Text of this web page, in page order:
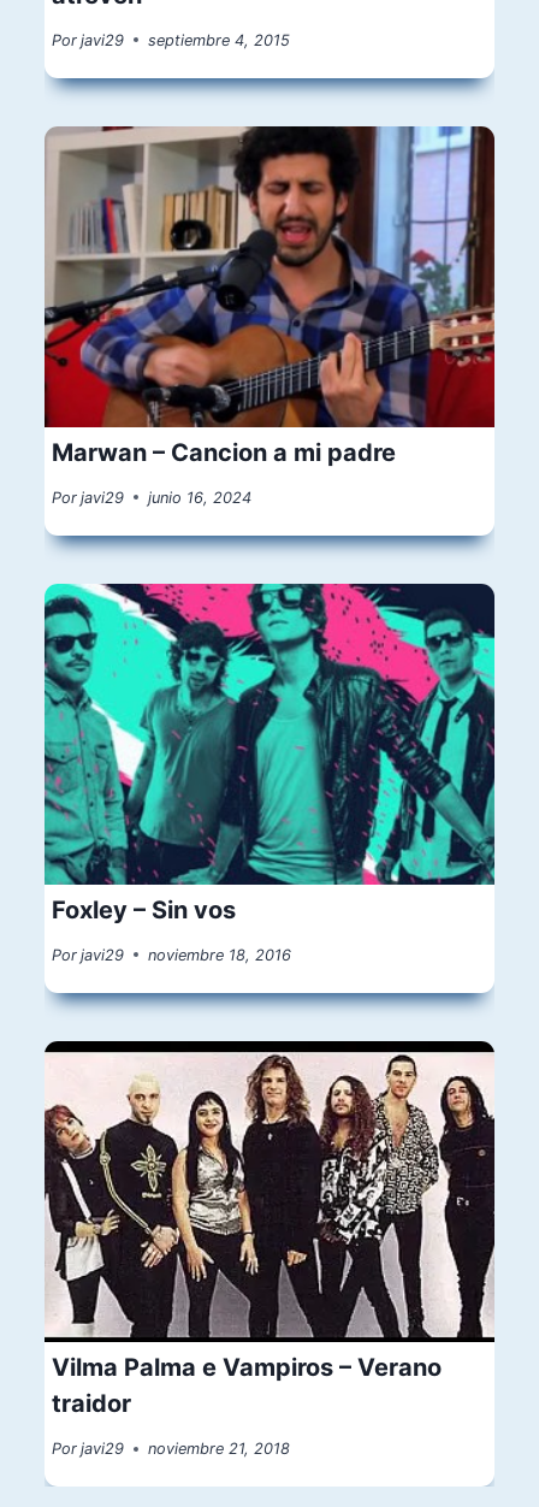
Por javi29 septiembre 4, 2015
Marwan – Cancion a mi padre
Por javi29 junio 16, 2024
Foxley – Sin vos
Por javi29 noviembre 18, 2016
Vilma Palma e Vampiros – Verano
traidor
Por javi29 noviembre 21, 2018